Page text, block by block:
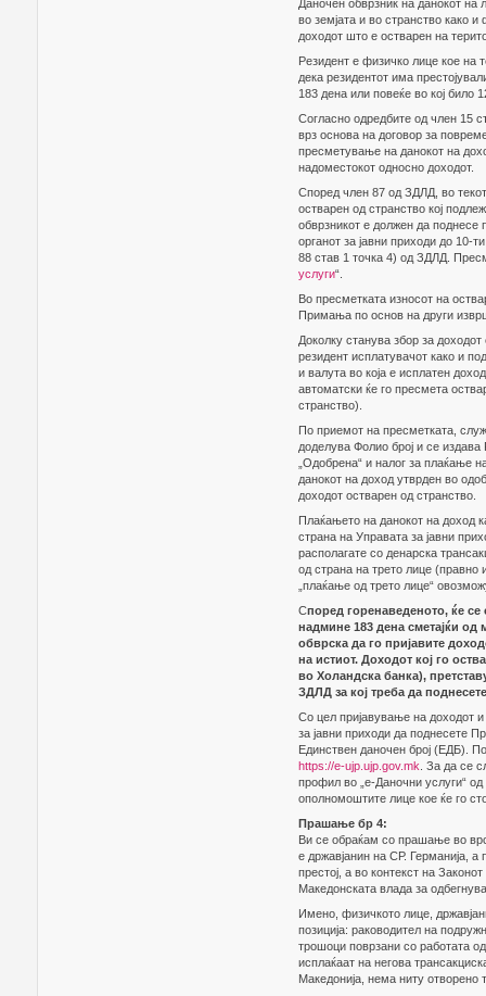
Даночен обврзник на данокот на
во земјата и во странство како
доходот што е остварен на
Резидент е физичко лице кое на
дека резидентот има
183 дена или повеќе во кој било
Согласно одредбите од член 15
врз основа на договор за
пресметување на данокот на
надоместокот односно доходот.
Според член 87 од ЗДЛД, во
остварен од странство кој
обврзникот е должен да поднесе
органот за јавни приходи до 10-
88 став 1 точка 4) од ЗДЛД.
услуги“.
Во пресметката износот на
Примања по основ на други
Доколку станува збор за
резидент исплатувачот како и
и валута во која е исплатен
автоматски ќе го пресмета
странство).
По приемот на пресметката,
доделува Фолио број и се издава
„Одобрена“ и налог за плаќање
данокот на доход утврден во
доходот остварен од странство.
Плаќањето на данокот на доход
страна на Управата за јавни
располагате со денарска
од страна на трето лице (правно
„плаќање од трето лице“
Според горенаведеното, ќе се
надмине 183 дена сметајќи
обврска да го пријавите
на истиот. Доходот кој го
во Холандска банка),
ЗДЛД за кој треба да
Со цел пријавување на доходот
за јавни приходи да поднесете
Единствен даночен број (ЕДБ).
https://e-ujp.ujp.gov.mk . За да се
профил во „е-Даночни услуги“
ополномоштите лице кое ќе го
Прашање бр 4:
Ви се обраќам со прашање во
е државјанин на СР. Германија, а
престој, а во контекст на
Македонската влада за
Имено, физичкото лице,
позиција: раководител на
трошоци поврзани со работата
исплаќаат на негова
Македонија, нема ниту отворено